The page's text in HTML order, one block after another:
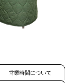
営業時間について